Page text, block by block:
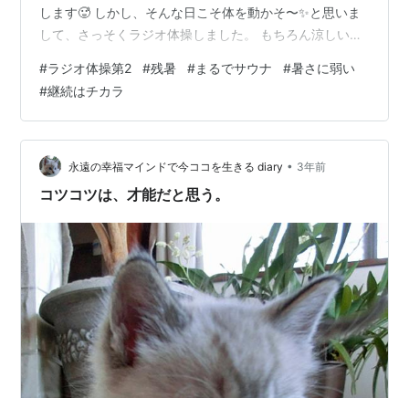
します🥵 しかし、そんな日こそ体を動かそ〜✨と思いま
して、さっそくラジオ体操しました。 もちろん涼しいお
もかねて第2をやってみたんです。 人生で初めてとゆう
くらいやったことない！ ラジオ体操第2！ え？え？動き
がキビキビしてる！展開が読めない！・・・ふぅ〜 とり
あえず続けて２回やったんですが、首から汗ながれてま
した(笑) む、むずかしい〜😵‍💫 まあ、慣れればね、スムー
ズに動けるもんね。 第…
#ラジオ体操第2 #残暑 #まるでサウナ #暑さに弱い
#継続はチカラ
永遠の幸福マインドで今ココを生きる diary • 3年前
コツコツは、才能だと思う。